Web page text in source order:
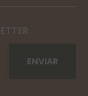
ENVIAR